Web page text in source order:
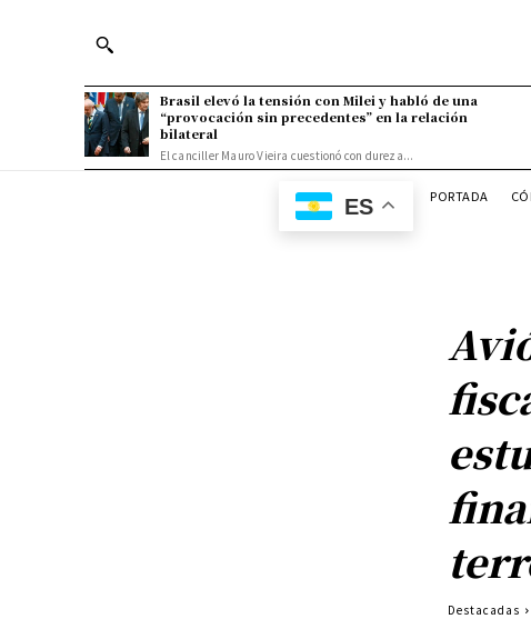
Brasil elevó la tensión con Milei y habló de una
“provocación sin precedentes” en la relación
bilateral
El canciller Mauro Vieira cuestionó con dureza...
ES PORTADA
Destacadas